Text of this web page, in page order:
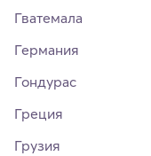
Гватемала
Германия
Гондурас
Греция
Грузия